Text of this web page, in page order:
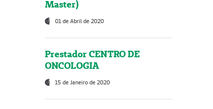
Master)
01 de Abril de 2020
Prestador CENTRO DE
ONCOLOGIA
15 de Janeiro de 2020